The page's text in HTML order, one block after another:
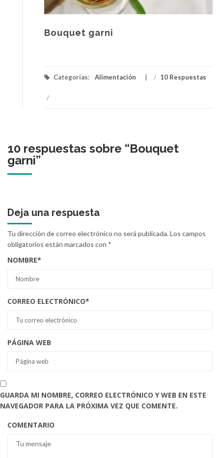
Bouquet garni
Categorías: Alimentación / 10 Respuestas
/
10 respuestas sobre “Bouquet
garni”
Deja una respuesta
Tu dirección de correo electrónico no será publicada.Los campos
obligatorios están marcados con *
NOMBRE*
CORREO ELECTRÓNICO*
PÁGINA WEB
GUARDA MI NOMBRE, CORREO ELECTRÓNICO Y WEB EN ESTE
NAVEGADOR PARA LA PRÓXIMA VEZ QUE COMENTE.
COMENTARIO